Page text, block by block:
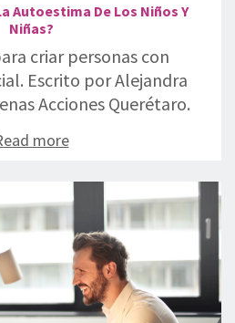
Autoestima De Los Niños Y
Niñas?
criar personas con
Escrito por Alejandra
Acciones Querétaro.
more